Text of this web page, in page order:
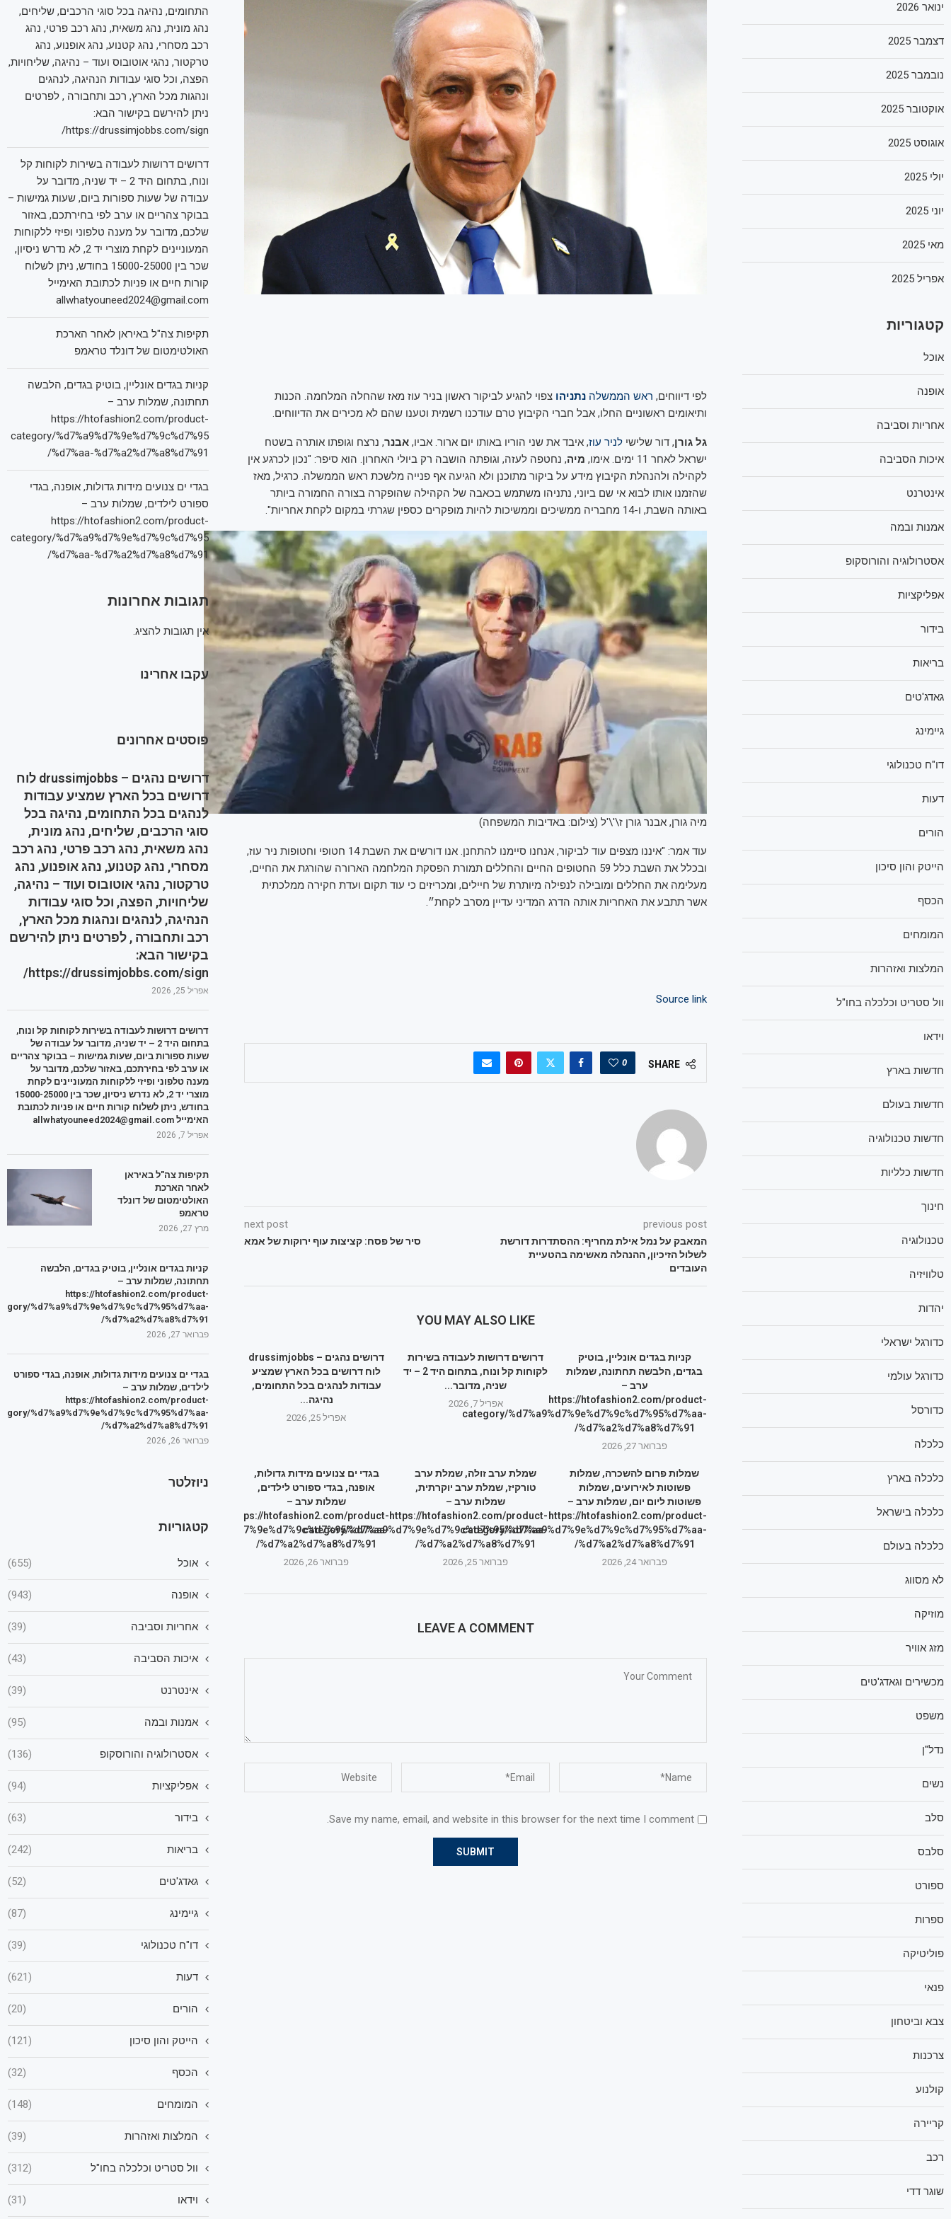
לפי דיווחים, ראש הממשלה נתניהו צפוי להגיע לביקור ראשון בניר עוז מאז שהחלה המלחמה. הכנות
ותיאומים ראשוניים החלו, אבל חברי הקיבוץ טרם עודכנו רשמית וטענו שהם לא מכירים את הדיווחים.
גל גורן, דור שלישי לניר עוז, איבד את שני הוריו באותו יום ארור. אביו, אבנר, נרצח וגופתו אותרה בשטח
ישראל לאחר 11 ימים. אימו,
מיה, נחטפה לעזה, וגופתה הושבה רק ביולי האחרון. הוא סיפר: "נכון לכרגע אין
לקהילה ולהנהלת הקיבוץ מידע על ביקור מתוכנן ולא הגיעה אף פנייה מלשכת ראש הממשלה. כרגיל, מאז
שהזמנו אותו לבוא אי שם ביוני, נתניהו משתמש בכאבה של הקהילה שהופקרה בצורה החמורה ביותר
באותה השבת, ו-14 מחבריה ממשיכים וממשיכות להיות מופקרים כספין שגרתי במקום לקחת אחריות".
מיה גורן, אבנר גורן ז\'\'ל (צילום: באדיבות המשפחה)
עוד אמר: "איננו מצפים עוד לביקור, אנחנו סיימנו להתחנן. אנו דורשים את השבת 14 חטופי וחטופות ניר עוז,
ובכלל את השבת כלל 59 החטופים החיים והחללים תמורת הפסקת המלחמה הארורה שהורגת את החיים,
מעלימה את החללים ומובילה לנפילה מיותרת של חיילים, ומכריזים כי עוד תקום ועדת חקירה ממלכתית
אשר תתבע את האחריות אותה הדרג המדיני עדיין מסרב לקחת״.
Source link
SHARE
0
previous post
המאבק על נמל אילת מחריף: ההסתדרות דורשת
לשלול הזיכיון, ההנהלה מאשימה בהטעיית
העובדים
next post
סיר של פסח: קציצות עוף ירוקות של אמא
YOU MAY ALSO LIKE
דרושים נהגים – drussimjobbs
לוח דרושים בכל הארץ שמציע
עבודות לנהגים בכל התחומים,
נהיגה...
אפריל 25, 2026
דרושים דרושות לעבודה בשירות
לקוחות קל ונוח, בתחום היד 2 – יד
שניה, מדובר...
אפריל 7, 2026
קניות בגדים אונליין, בוטיק
בגדים, הלבשה תחתונה, שמלות
ערב –
https://htofashion2.com/product-
category/%d7%a9%d7%9e%d7%9c%d7%95%d7%aa-
%d7%a2%d7%a8%d7%91/
פברואר 27, 2026
בגדי ים צנועים מידות גדולות,
אופנה, בגדי ספורט לילדים,
שמלות ערב –
https://htofashion2.com/product-
category/%d7%a9%d7%9e%d7%9c%d7%95%d7%aa-
%d7%a2%d7%a8%d7%91/
פברואר 26, 2026
שמלת ערב זולה, שמלת ערב
טורקיז, שמלת ערב יוקרתית,
שמלות ערב –
https://htofashion2.com/product-
category/%d7%a9%d7%9e%d7%9c%d7%95%d7%aa-
%d7%a2%d7%a8%d7%91/
פברואר 25, 2026
שמלות פרום להשכרה, שמלות
פשוטות לאירועים, שמלות
פשוטות ליום יום, שמלות ערב –
https://htofashion2.com/product-
category/%d7%a9%d7%9e%d7%9c%d7%95%d7%aa-
%d7%a2%d7%a8%d7%91/
פברואר 24, 2026
LEAVE A COMMENT
Save my name, email, and website in this browser for the next time I comment.
התחומים, נהיגה בכל סוגי הרכבים, שליחים,
נהג מונית, נהג משאית, נהג רכב פרטי, נהג
רכב מסחרי, נהג קטנוע, נהג אופנוע, נהג
טרקטור, נהגי אוטובוס ועוד – נהיגה, שליחויות,
הפצה, וכל סוגי עבודות הנהיגה, לנהגים
ונהגות מכל הארץ, רכב ותחבורה , לפרטים
ניתן להירשם בקישור הבא:
https://drussimjobbs.com/sign/
דרושים דרושות לעבודה בשירות לקוחות קל
ונוח, בתחום היד 2 – יד שניה, מדובר על
עבודה של שעות ספורות ביום, שעות גמישות –
בבוקר צהריים או ערב לפי בחירתכם, באזור
שלכם, מדובר על מענה טלפוני ופיזי ללקוחות
המעוניינים לקחת מוצרי יד 2, לא נדרש ניסיון,
שכר בין 15000-25000 בחודש, ניתן לשלוח
קורות חיים או פניות לכתובת האימייל
allwhatyouneed2024@gmail.com
תקיפות צה"ל באיראן לאחר הארכת
האולטימטום של דונלד טראמפ
קניות בגדים אונליין, בוטיק בגדים, הלבשה
תחתונה, שמלות ערב –
https://htofashion2.com/product-
category/%d7%a9%d7%9e%d7%9c%d7%95
%d7%aa-%d7%a2%d7%a8%d7%91/
בגדי ים צנועים מידות גדולות, אופנה, בגדי
ספורט לילדים, שמלות ערב –
https://htofashion2.com/product-
category/%d7%a9%d7%9e%d7%9c%d7%95
%d7%aa-%d7%a2%d7%a8%d7%91/
תגובות אחרונות
אין תגובות להציג.
עקבו אחרינו
פוסטים אחרונים
דרושים נהגים – drussimjobbs לוח
דרושים בכל הארץ שמציע עבודות
לנהגים בכל התחומים, נהיגה בכל
סוגי הרכבים, שליחים, נהג מונית,
נהג משאית, נהג רכב פרטי, נהג רכב
מסחרי, נהג קטנוע, נהג אופנוע, נהג
טרקטור, נהגי אוטובוס ועוד – נהיגה,
שליחויות, הפצה, וכל סוגי עבודות
הנהיגה, לנהגים ונהגות מכל הארץ,
רכב ותחבורה , לפרטים ניתן להירשם
בקישור הבא:
https://drussimjobbs.com/sign/
אפריל 25, 2026
דרושים דרושות לעבודה בשירות לקוחות קל ונוח,
בתחום היד 2 – יד שניה, מדובר על עבודה של
שעות ספורות ביום, שעות גמישות – בבוקר צהריים
או ערב לפי בחירתכם, באזור שלכם, מדובר על
מענה טלפוני ופיזי ללקוחות המעוניינים לקחת
מוצרי יד 2, לא נדרש ניסיון, שכר בין 15000-25000
בחודש, ניתן לשלוח קורות חיים או פניות לכתובת
האימייל allwhatyouneed2024@gmail.com
אפריל 7, 2026
תקיפות צה"ל באיראן
לאחר הארכת
האולטימטום של דונלד
טראמפ
מרץ 27, 2026
קניות בגדים אונליין, בוטיק בגדים, הלבשה
תחתונה, שמלות ערב –
https://htofashion2.com/product-
%d7%a9%d7%9e%d7%9c%d7%95%d7%aa-
%d7%a2%d7%a8%d7%91/
פברואר 27, 2026
בגדי ים צנועים מידות גדולות, אופנה, בגדי ספורט
לילדים, שמלות ערב –
https://htofashion2.com/product-
%d7%a9%d7%9e%d7%9c%d7%95%d7%aa-
%d7%a2%d7%a8%d7%91/
פברואר 26, 2026
ניוזלטר
קטגוריות
אוכל (655)
אופנה (943)
אחריות וסביבה (39)
איכות הסביבה (43)
אינטרנט (39)
אמנות ובמה (95)
אסטרולוגיה והורוסקופ (136)
אפליקציות (94)
בידור (63)
בריאות (242)
גאדג'טים (52)
גיימינג (87)
דו"ח טכנולוגי (39)
דעות (621)
הורים (20)
הייטק והון סיכון (121)
הכסף (32)
המומחים (148)
המלצות ואזהרות (39)
וול סטריט וכלכלה בחו"ל (312)
וידאו (31)
ינואר 2026
דצמבר 2025
נובמבר 2025
אוקטובר 2025
אוגוסט 2025
יולי 2025
יוני 2025
מאי 2025
אפריל 2025
קטגוריות
אוכל
אופנה
אחריות וסביבה
איכות הסביבה
אינטרנט
אמנות ובמה
אסטרולוגיה והורוסקופ
אפליקציות
בידור
בריאות
גאדג'טים
גיימינג
דו"ח טכנולוגי
דעות
הורים
הייטק והון סיכון
הכסף
המומחים
המלצות ואזהרות
וול סטריט וכלכלה בחו"ל
וידאו
חדשות בארץ
חדשות בעולם
חדשות טכנולוגיה
חדשות כלליות
חינוך
טכנולוגיה
טלוויזיה
יהדות
כדורגל ישראלי
כדורגל עולמי
כדורסל
כלכלה
כלכלה בארץ
כלכלה בישראל
כלכלה בעולם
לא מסווג
מוזיקה
מזג אוויר
מכשירים וגאדג'טים
משפט
נדל"ן
נשים
סלב
סלבס
ספורט
ספרות
פוליטיקה
פנאי
צבא וביטחון
צרכנות
קולנוע
קריירה
רכב
שוגר דדי